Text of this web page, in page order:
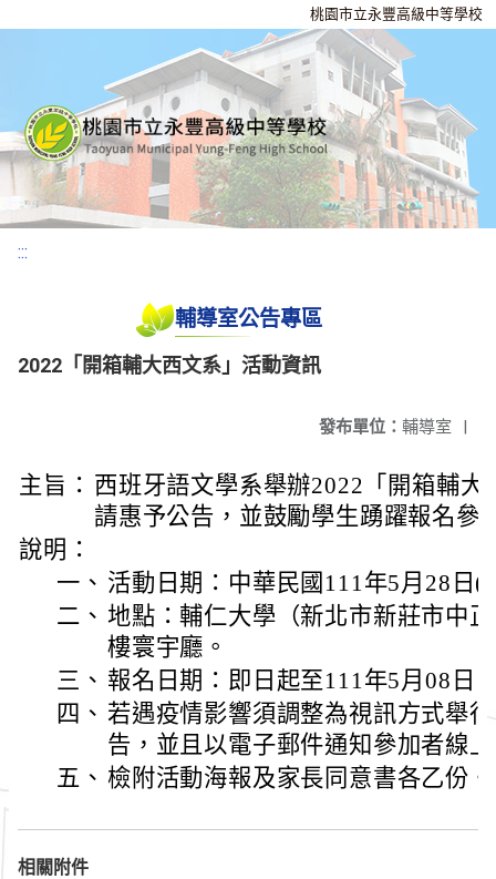
桃園市立永豐高級中等學校
:::
輔導室公告專區
2022「開箱輔大西文系」活動資訊
發布單位： 輔導室 |
主旨： 西班牙語文學系舉辦2022「開箱輔大
請惠予公告，並鼓勵學生踴躍報名
說明：
一、 活動日期：中華民國111年5月28日(
二、 地點：輔仁大學（新北市新莊市中
樓寰宇廳。
三、 報名日期：即日起至111年5月08日
四、 若遇疫情影響須調整為視訊方式舉
告，並且以電子郵件通知參加者線
五、 檢附活動海報及家長同意書各乙份。
相關附件